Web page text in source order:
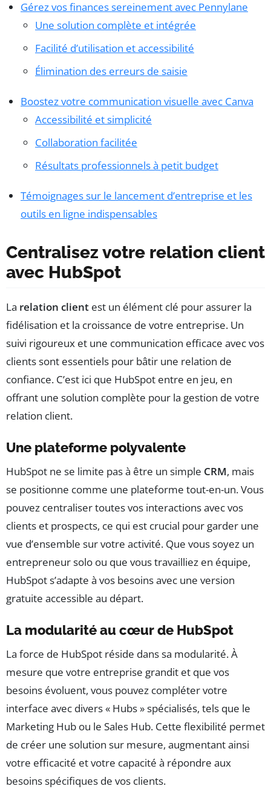
Gérez vos finances sereinement avec Pennylane
Une solution complète et intégrée
Facilité d’utilisation et accessibilité
Élimination des erreurs de saisie
Boostez votre communication visuelle avec Canva
Accessibilité et simplicité
Collaboration facilitée
Résultats professionnels à petit budget
Témoignages sur le lancement d’entreprise et les
outils en ligne indispensables
Centralisez votre relation client
avec HubSpot
La relation client est un élément clé pour assurer la
fidélisation et la croissance de votre entreprise. Un
suivi rigoureux et une communication efficace avec vos
clients sont essentiels pour bâtir une relation de
confiance. C’est ici que HubSpot entre en jeu, en
offrant une solution complète pour la gestion de votre
relation client.
Une plateforme polyvalente
HubSpot ne se limite pas à être un simple CRM, mais
se positionne comme une plateforme tout-en-un. Vous
pouvez centraliser toutes vos interactions avec vos
clients et prospects, ce qui est crucial pour garder une
vue d’ensemble sur votre activité. Que vous soyez un
entrepreneur solo ou que vous travailliez en équipe,
HubSpot s’adapte à vos besoins avec une version
gratuite accessible au départ.
La modularité au cœur de HubSpot
La force de HubSpot réside dans sa modularité. À
mesure que votre entreprise grandit et que vos
besoins évoluent, vous pouvez compléter votre
interface avec divers « Hubs » spécialisés, tels que le
Marketing Hub ou le Sales Hub. Cette flexibilité permet
de créer une solution sur mesure, augmentant ainsi
votre efficacité et votre capacité à répondre aux
besoins spécifiques de vos clients.